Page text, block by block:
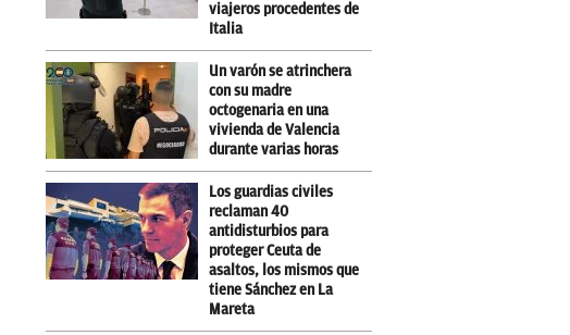
viajeros procedentes de
Italia
Un varón se atrinchera
con su madre
octogenaria en una
vivienda de Valencia
durante varias horas
Los guardias civiles
reclaman 40
antidisturbios para
proteger Ceuta de
asaltos, los mismos que
tiene Sánchez en La
Mareta